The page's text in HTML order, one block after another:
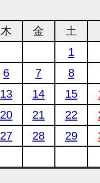
木 金 土
1
6 7
8
13 14 15
20 21 22
27 28 29